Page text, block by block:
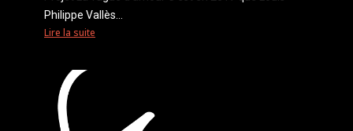
Philippe Vallès...
Lire la suite